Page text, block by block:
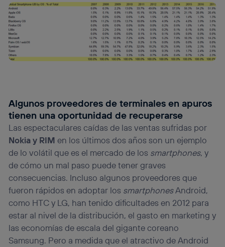
Algunos proveedores de terminales en apuros
tienen una oportunidad de recuperarse
Las espectaculares caídas de las ventas sufridas por
Nokia y RIM en los últimos dos años son un ejemplo
de lo volátil que es el mercado de los smartphones, y
de cómo un mal paso puede tener graves
consecuencias. Incluso algunos proveedores que
fueron rápidos en adoptar los smartphonesAndroid,
como HTC y LG, han tenido dificultades en 2012 para
estar al nivel de la distribución, el gasto en marketing y
las economías de escala del gigante coreano
Samsung. Pero a medida que el atractivo de Android